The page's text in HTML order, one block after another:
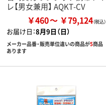
レ【男女兼用】 AQKT-CV
￥460 ￥79,124
お届け日：8月9日（日）
メーカー品番・販売単位違いの商品が5商品
あります